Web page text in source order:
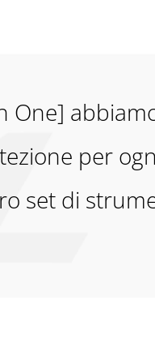
One]
per
set di